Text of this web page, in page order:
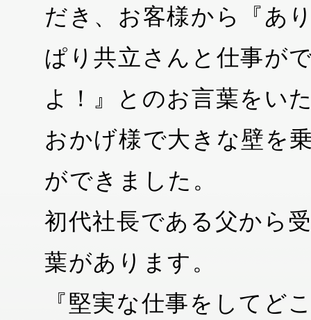
だき、お客様から『あ
ぱり共立さんと仕事が
よ！』とのお言葉をい
おかげ様で大きな壁を
ができました。
初代社長である父から
葉があります。
『堅実な仕事をしてど